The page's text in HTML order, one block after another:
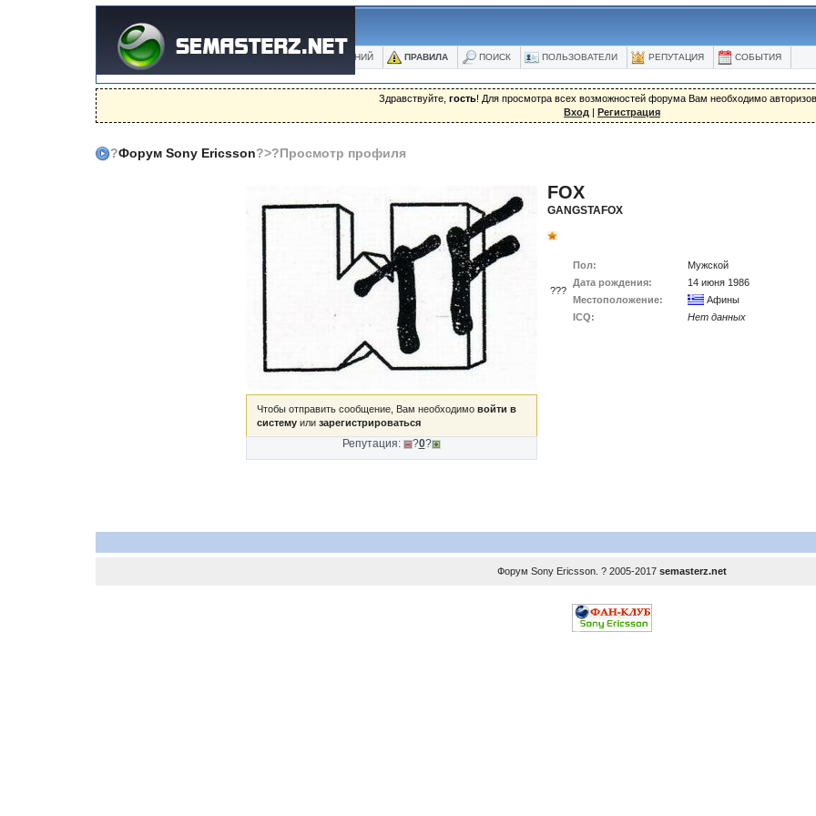
ФОРУМ БЛОГИ ФОТО БАЗА ЗНАНИЙ ПРАВИЛА ПОИСК ПОЛЬЗОВАТЕЛИ РЕПУТАЦИЯ СОБЫТИЯ
Здравствуйте, гость! Для просмотра всех возможностей форума Вам необходимо
Вход | Регистрация
?Форум Sony Ericsson?>?Просмотр профиля
Чтобы отправить сообщение, Вам необходимо войти в
системуили зарегистрироваться
Репутация: ?0?
FOX
GANGSTAFOX
???
Пол:
Мужской
Дата рождения:
14 июня 1986
Местоположение:
Афины
ICQ:
Нет данных
Форум Sony Ericsson . ? 2005-2017 semasterz.net